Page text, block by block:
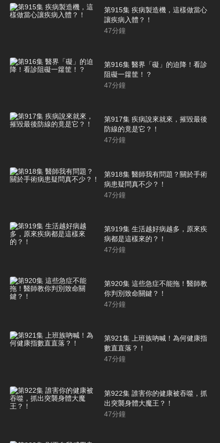
第915集 疾病製造機，這樣做當心
讓疾病入體？！
47分鐘
第916集 醫界「礙」的迫降！看診
阻礙一籮筐！？
47分鐘
第917集 疾病說來就來，摧毀最後
防線的竟是它？！
47分鐘
第918集 醫師我有問題？關於手術
病患疑問真不少？！
47分鐘
第919集 生活越好病越多，原來疾
病都是這樣來的？！
47分鐘
第920集 這些急症不能拖！醫師教
你判別致命關鍵？！
47分鐘
第921集 上班族吶喊！為何健康指
數直直落？！
47分鐘
第922集 誰害你的健康被吞噬，抓
出突襲身體大魔王？！
47分鐘